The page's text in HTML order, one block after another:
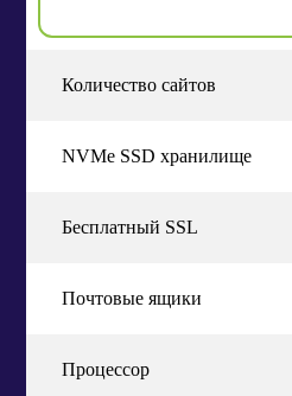
Количество сайтов
NVMe SSD хранилище
Бесплатный SSL
Почтовые ящики
Процессор